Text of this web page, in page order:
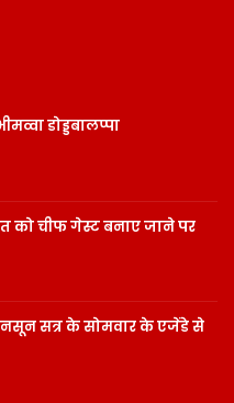
डोड्डबालप्पा
को चीफ गेस्ट बनाए जाने पर
सत्र के सोमवार के एजेंडे से